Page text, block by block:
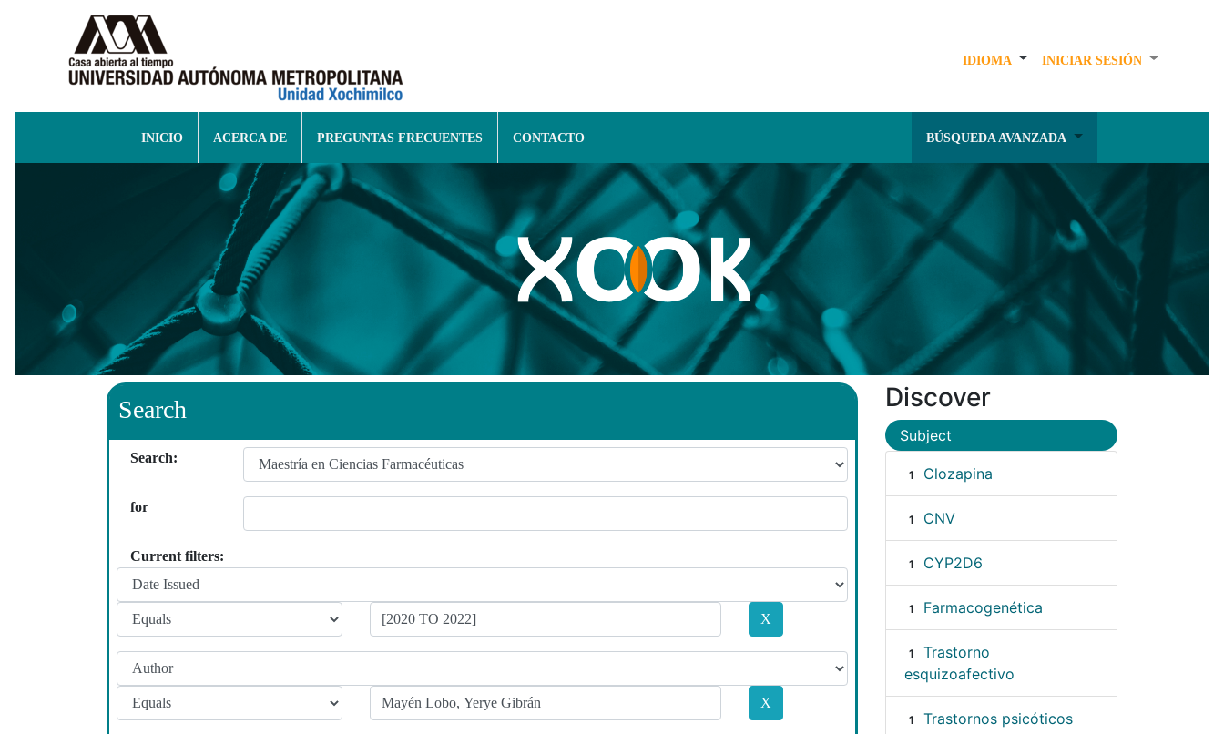
IDIOMA INICIAR SESIÓN
INICIO ACERCA DE PREGUNTAS FRECUENTES CONTACTO BÚSQUEDA AVANZADA
Search
Search:
for
Current filters:
Discover
Subject
1 Clozapina
1 CNV
1 CYP2D6
1 Farmacogenética
1
Trastorno
esquizoafectivo
1 Trastornos psicóticos